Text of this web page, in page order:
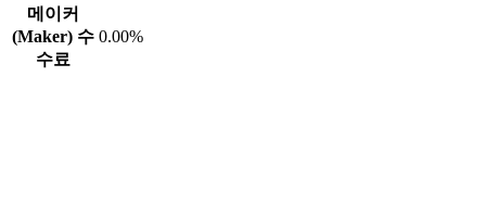
메이커
(Maker) 수
수료
0.00%